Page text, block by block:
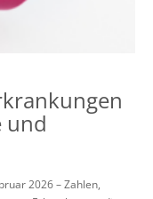
und
2026 – Zahlen,